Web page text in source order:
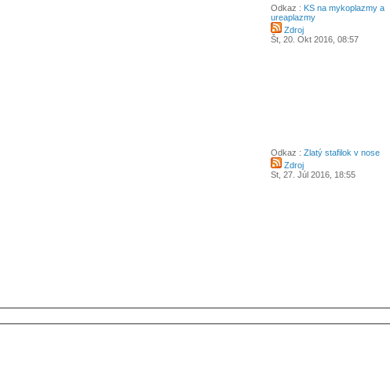
Odkaz : KS na mykoplazmy a
ureaplazmy
Zdroj
Št, 20. Okt 2016, 08:57
Odkaz :Zlatý stafilok v nose
Zdroj
St, 27. Júl 2016, 18:55